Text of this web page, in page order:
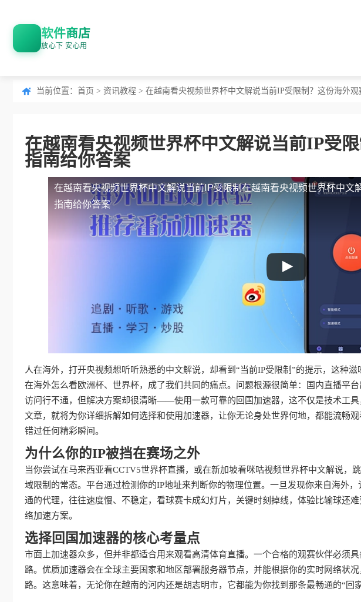
软件商店
放心下 安心用
当前位置： 首页 > 资讯教程 > 在越南看央视频世界杯中文解说当前IP受限制？这份海外
在越南看央视频世界杯中文解说当前IP受
指南给你答案
在越南看央视频世界杯中文解说当前IP受限制在越南看央视频世界杯中文
指南给你答案
人在海外，打开央视频想听听熟悉的中文解说，却看到“当前IP受限制”的提示，这种
在海外怎么看欧洲杯、世界杯，成了我们共同的痛点。问题根源很简单：国内直播平
访问行不通，但解决方案却很清晰——使用一款可靠的回国加速器，这不仅是技术工
文章，就将为你详细拆解如何选择和使用加速器，让你无论身处世界何地，都能流畅
错过任何精彩瞬间。
为什么你的IP被挡在赛场之外
当你尝试在马来西亚看CCTV5世界杯直播，或在新加坡看咪咕视频世界杯中文解说，
域限制的常态。平台通过检测你的IP地址来判断你的物理位置。一旦发现你来自海外
通的代理，往往速度慢、不稳定，看球赛卡成幻灯片，关键时刻掉线，体验比输球还
络加速方案。
选择回国加速器的核心考量点
市面上加速器众多，但并非都适合用来观看高清体育直播。一个合格的观赛伙伴必须
路。优质加速器会在全球主要国家和地区部署服务器节点，并能根据你的实时网络状
路。这意味着，无论你在越南的河内还是胡志明市，它都能为你找到那条最畅通的“回家